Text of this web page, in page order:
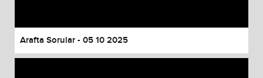
Arafta Sorular - 05 10 2025